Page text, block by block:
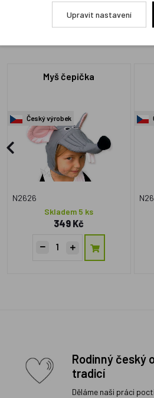
Myš čepička
Český výrobek
N2626
Skladem 5 ks
349 Kč
Rodinný český
tradicí
Děláme naši práci
Upravit nastavení